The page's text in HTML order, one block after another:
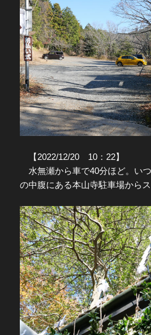
【2022/12/20 10：22】
水無瀬から車で40分ほど。い
の中腹にある本山寺駐車場からス